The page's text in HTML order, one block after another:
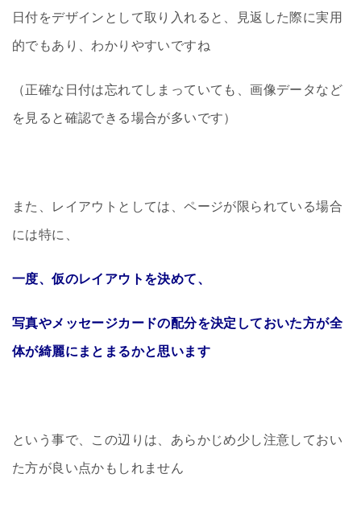
日付をデザインとして取り入れると、見返した際に実用
的でもあり、わかりやすいですね
（正確な日付は忘れてしまっていても、画像データなど
を見ると確認できる場合が多いです）
また、レイアウトとしては、ページが限られている場合
には特に、
一度、仮のレイアウトを決めて、
写真やメッセージカードの配分を決定しておいた方が全
体が綺麗にまとまるかと思います
という事で、この辺りは、あらかじめ少し注意しておい
た方が良い点かもしれません